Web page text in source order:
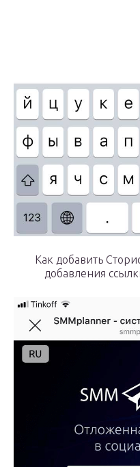
Как добавить
добавления